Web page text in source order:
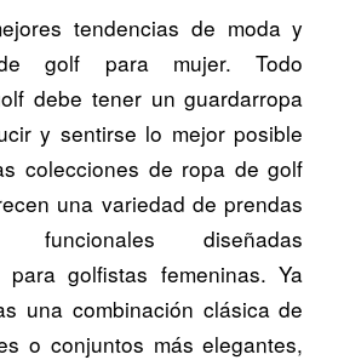
tendencias de moda y
de golf para mujer. Todo
debe tener un guardarropa
y sentirse lo mejor posible
colecciones de ropa de golf
una variedad de prendas
diseñadas
para golfistas femeninas. Ya
una combinación clásica de
o conjuntos más elegantes,